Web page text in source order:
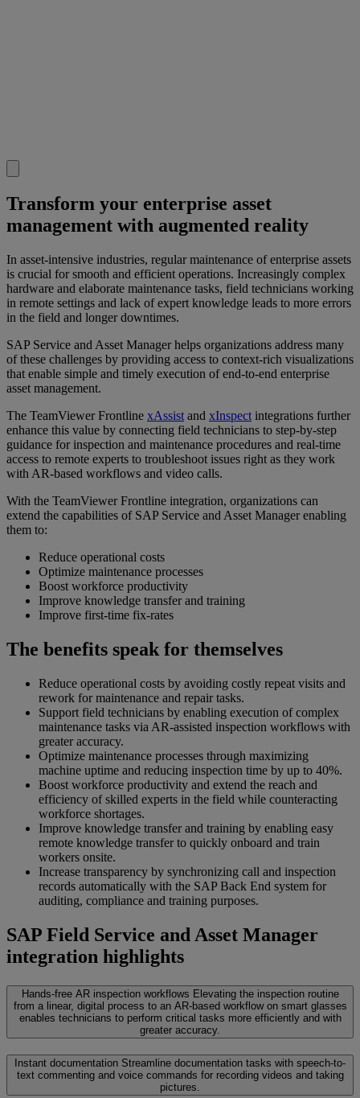
Transform your enterprise asset
management with augmented reality
In asset-intensive industries, regular maintenance of enterprise assets
is crucial for smooth and efficient operations. Increasingly complex
hardware and elaborate maintenance tasks, field technicians working
in remote settings and lack of expert knowledge leads to more errors
in the field and longer downtimes.
SAP Service and Asset Manager helps organizations address many
of these challenges by providing access to context-rich visualizations
that enable simple and timely execution of end-to-end enterprise
asset management.
The TeamViewer Frontline xAssist and xInspect integrations further
enhance this value by connecting field technicians to step-by-step
guidance for inspection and maintenance procedures and real-time
access to remote experts to troubleshoot issues right as they work
with AR-based workflows and video calls.
With the TeamViewer Frontline integration, organizations can
extend the capabilities of SAP Service and Asset Manager enabling
them to:
Reduce operational costs
Optimize maintenance processes
Boost workforce productivity
Improve knowledge transfer and training
Improve first-time fix-rates
The benefits speak for themselves
Reduce operational costs by avoiding costly repeat visits and
rework for maintenance and repair tasks.
Support field technicians by enabling execution of complex
maintenance tasks via AR-assisted inspection workflows with
greater accuracy.
Optimize maintenance processes through maximizing
machine uptime and reducing inspection time by up to 40%.
Boost workforce productivity and extend the reach and
efficiency of skilled experts in the field while counteracting
workforce shortages.
Improve knowledge transfer and training by enabling easy
remote knowledge transfer to quickly onboard and train
workers onsite.
Increase transparency by synchronizing call and inspection
records automatically with the SAP Back End system for
auditing, compliance and training purposes.
SAP Field Service and Asset Manager
integration highlights
Hands-free AR inspection workflows Elevating the inspection routine
from a linear, digital process to an AR-based workflow on smart glasses
enables technicians to perform critical tasks more efficiently and with
greater accuracy.
Instant documentation Streamline documentation tasks with speech-to-
text commenting and voice commands for recording videos and taking
pictures.